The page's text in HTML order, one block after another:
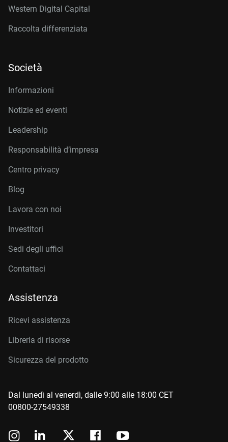
Western Digital Capital
Raccolta differenziata
Società
Informazioni
Notizie ed eventi
Leadership
Responsabilità d’impresa
Centro privacy
Blog
Lavora con noi
Investitori
Sedi degli uffici
Contattaci
Assistenza
Ricevi assistenza
Libreria di risorse
Sicurezza del prodotto
Dal lunedì al venerdì, dalle 9:00 alle 18:00 CET
00800-27549338